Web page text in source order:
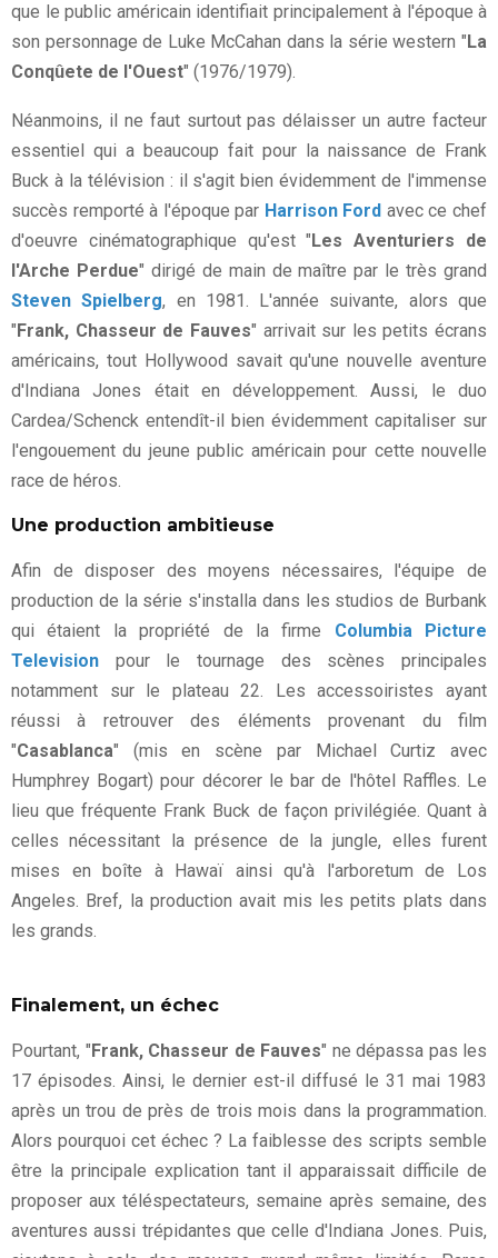
que le public américain identifiait principalement à l'époque à
son personnage de Luke McCahan dans la série western "La
Conqûete de l'Ouest" (1976/1979).
Néanmoins, il ne faut surtout pas délaisser un autre facteur
essentiel qui a beaucoup fait pour la naissance de Frank
Buck à la télévision : il s'agit bien évidemment de l'immense
succès remporté à l'époque par Harrison Ford avec ce chef
d'oeuvre cinématographique qu'est "Les Aventuriers de
l'Arche Perdue" dirigé de main de maître par le très grand
Steven Spielberg, en 1981. L'année suivante, alors que
"Frank, Chasseur de Fauves" arrivait sur les petits écrans
américains, tout Hollywood savait qu'une nouvelle aventure
d'Indiana Jones était en développement. Aussi, le duo
Cardea/Schenck entendît-il bien évidemment capitaliser sur
l'engouement du jeune public américain pour cette nouvelle
race de héros.
Une production ambitieuse
Afin de disposer des moyens nécessaires, l'équipe de
production de la série s'installa dans les studios de Burbank
qui étaient la propriété de la firme Columbia Picture
Television pour le tournage des scènes principales
notamment sur le plateau 22. Les accessoiristes ayant
réussi à retrouver des éléments provenant du film
"Casablanca" (mis en scène par Michael Curtiz avec
Humphrey Bogart) pour décorer le bar de l'hôtel Raffles. Le
lieu que fréquente Frank Buck de façon privilégiée. Quant à
celles nécessitant la présence de la jungle, elles furent
mises en boîte à Hawaï ainsi qu'à l'arboretum de Los
Angeles. Bref, la production avait mis les petits plats dans
les grands.
Finalement, un échec
Pourtant, "Frank, Chasseur de Fauves" ne dépassa pas les
17 épisodes. Ainsi, le dernier est-il diffusé le 31 mai 1983
après un trou de près de trois mois dans la programmation.
Alors pourquoi cet échec ? La faiblesse des scripts semble
être la principale explication tant il apparaissait difficile de
proposer aux téléspectateurs, semaine après semaine, des
aventures aussi trépidantes que celle d'Indiana Jones. Puis,